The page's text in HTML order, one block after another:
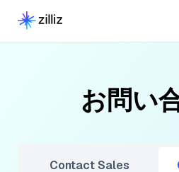
お問い
Contact Sales